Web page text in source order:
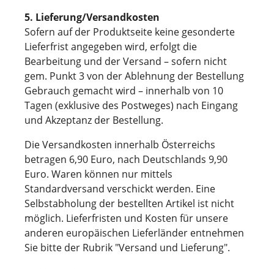
5. Lieferung/Versandkosten
Sofern auf der Produktseite keine gesonderte
Lieferfrist angegeben wird, erfolgt die
Bearbeitung und der Versand – sofern nicht
gem. Punkt 3 von der Ablehnung der Bestellung
Gebrauch gemacht wird – innerhalb von 10
Tagen (exklusive des Postweges) nach Eingang
und Akzeptanz der Bestellung.
Die Versandkosten innerhalb Österreichs
betragen 6,90 Euro, nach Deutschlands 9,90
Euro. Waren können nur mittels
Standardversand verschickt werden. Eine
Selbstabholung der bestellten Artikel ist nicht
möglich. Lieferfristen und Kosten für unsere
anderen europäischen Lieferländer entnehmen
Sie bitte der Rubrik "Versand und Lieferung".